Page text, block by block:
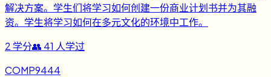
解决方案。学生们将学习如何创建一份商业计划书并为其融
资。学生将学习如何在多元文化的环境中工作。
2 学分👥 41 人学过
COMP9444